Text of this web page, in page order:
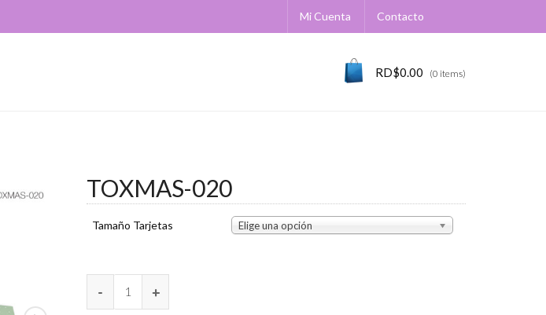
Mi Cuenta Contacto
RD$0.00 (0 items)
TOXMAS-020
Tamaño Tarjetas Elige una opción